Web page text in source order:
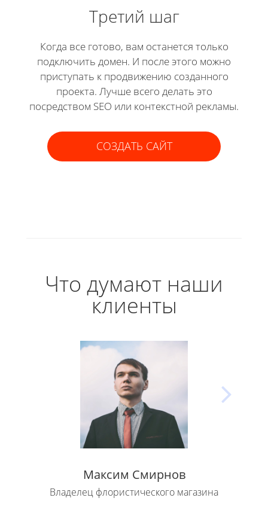
Третий шаг
Когда все готово, вам останется только
подключить домен. И после этого можно
приступать к продвижению созданного
проекта. Лучше всего делать это
посредством SEO или контекстной рекламы.
СОЗДАТЬ САЙТ
Что думают наши
клиенты
Максим Смирнов
Владелец флористического магазина